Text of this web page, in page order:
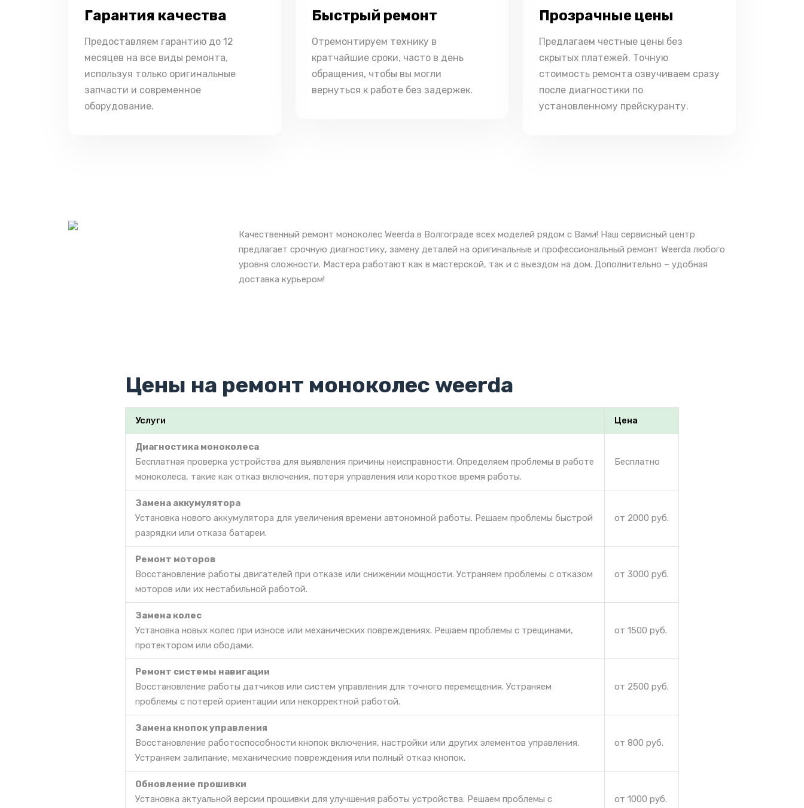
Гарантия качества
Предоставляем гарантию до 12
месяцев на все виды ремонта,
используя только оригинальные
запчасти и современное
оборудование.
Быстрый ремонт
Отремонтируем технику в
кратчайшие сроки, часто в день
обращения, чтобы вы могли
вернуться к работе без задержек.
Прозрачные цены
Предлагаем честные цены без
скрытых платежей. Точную
стоимость ремонта озвучиваем сразу
после диагностики по
установленному прейскуранту.
Качественный ремонт моноколес Weerda в Волгограде всех моделей рядом с Вами! Наш сервисный центр
предлагает срочную диагностику, замену деталей на оригинальные и профессиональный ремонт Weerda любого
уровня сложности. Мастера работают как в мастерской, так и с выездом на дом. Дополнительно – удобная
доставка курьером!
Цены на ремонт моноколес weerda
Услуги Цена
Диагностика моноколеса
Бесплатная проверка устройства для выявления причины неисправности. Определяем проблемы в работе
моноколеса, такие как отказ включения, потеря управления или короткое время работы.
Бесплатно
Замена аккумулятора
Установка нового аккумулятора для увеличения времени автономной работы. Решаем проблемы быстрой
разрядки или отказа батареи.
от 2000 руб.
Ремонт моторов
Восстановление работы двигателей при отказе или снижении мощности. Устраняем проблемы с отказом
моторов или их нестабильной работой.
от 3000 руб.
Замена колес
Установка новых колес при износе или механических повреждениях. Решаем проблемы с трещинами,
протектором или ободами.
от 1500 руб.
Ремонт системы навигации
Восстановление работы датчиков или систем управления для точного перемещения. Устраняем
проблемы с потерей ориентации или некорректной работой.
от 2500 руб.
Замена кнопок управления
Восстановление работоспособности кнопок включения, настройки или других элементов управления.
Устраняем залипание, механические повреждения или полный отказ кнопок.
от 800 руб.
Обновление прошивки
Установка актуальной версии прошивки для улучшения работы устройства. Решаем проблемы с
от 1000 руб.